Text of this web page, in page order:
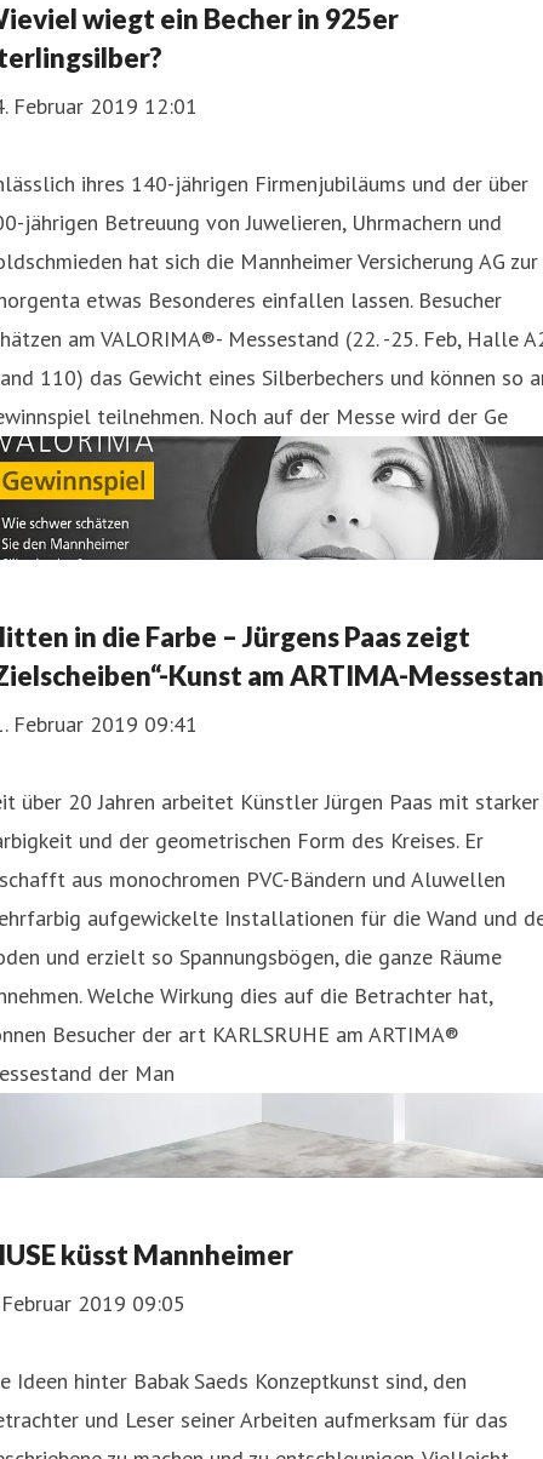
wiegt ein Becher in 925er
Februar 2019 12:01
ihres 140-jährigen Firmenjubiläums und der über
jährigen Betreuung von Juwelieren, Uhrmachern und
hat sich die Mannheimer Versicherung AG zur
etwas Besonderes einfallen lassen. Besucher
am VALORIMA®- Messestand (22. -25. Feb, Halle
110) das Gewicht eines Silberbechers und können so
teilnehmen. Noch auf der Messe wird der Ge
in die Farbe – Jürgens Paas zeigt
Kunst am ARTIMA-
Februar 2019 09:41
über 20 Jahren arbeitet Künstler Jürgen Paas mit starker
und der geometrischen Form des Kreises. Er
aus monochromen PVC-Bändern und Aluwellen
aufgewickelte Installationen für die Wand und
und erzielt so Spannungsbögen, die ganze Räume
Welche Wirkung dies auf die Betrachter hat,
Besucher der art KARLSRUHE am ARTIMA®
der Man
küsst Mannheimer
2019 09:05
Ideen hinter Babak Saeds Konzeptkunst sind, den
und Leser seiner Arbeiten aufmerksam für das